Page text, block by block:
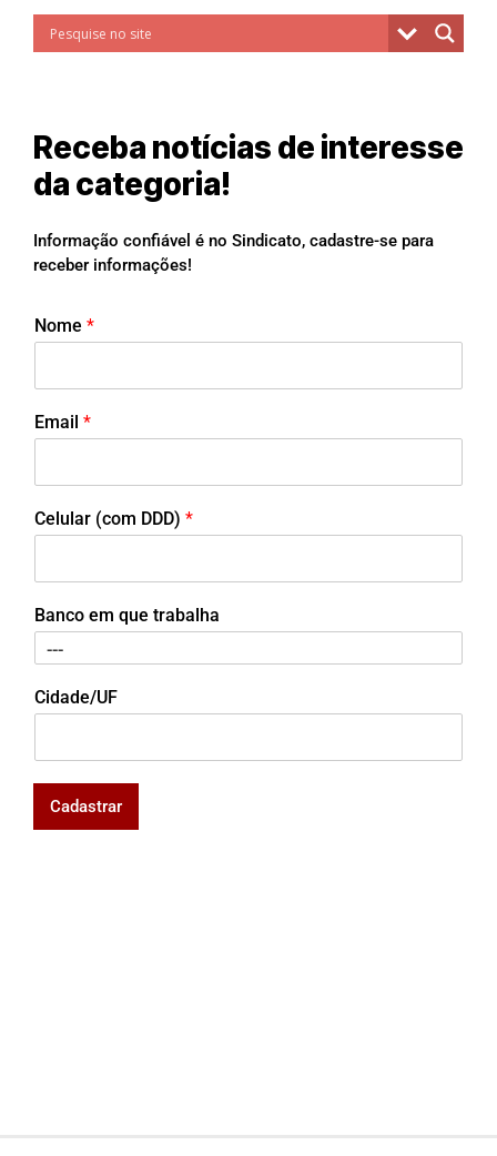
Receba notícias de interesse
da categoria!
Informação confiável é no Sindicato, cadastre-se para
receber informações!
Nome *
Email *
Celular (com DDD) *
Banco em que trabalha
Cidade/UF
Cadastrar